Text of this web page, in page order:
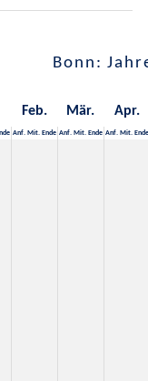
Bonn:
Feb. Mär. Apr.
Anf. Mit. Ende Anf. Mit. Ende Anf. Mit. Ende